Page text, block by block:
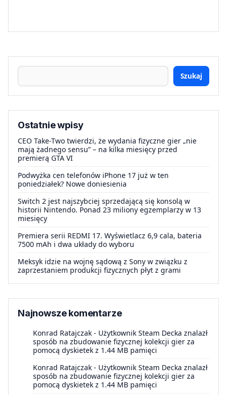
Szukaj
Ostatnie wpisy
CEO Take-Two twierdzi, że wydania fizyczne gier „nie
mają żadnego sensu” – na kilka miesięcy przed
premierą GTA VI
Podwyżka cen telefonów iPhone 17 już w ten
poniedziałek? Nowe doniesienia
Switch 2 jest najszybciej sprzedającą się konsolą w
historii Nintendo. Ponad 23 miliony egzemplarzy w 13
miesięcy
Premiera serii REDMI 17. Wyświetlacz 6,9 cala, bateria
7500 mAh i dwa układy do wyboru
Meksyk idzie na wojnę sądową z Sony w związku z
zaprzestaniem produkcji fizycznych płyt z grami
Najnowsze komentarze
Konrad Ratajczak - Użytkownik Steam Decka znalazł
sposób na zbudowanie fizycznej kolekcji gier za
pomocą dyskietek z 1.44 MB pamięci
Konrad Ratajczak - Użytkownik Steam Decka znalazł
sposób na zbudowanie fizycznej kolekcji gier za
pomocą dyskietek z 1.44 MB pamięci